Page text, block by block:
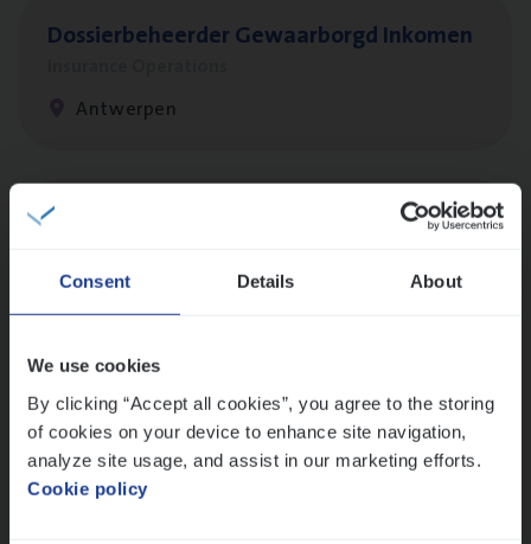
Consent Details About
We use cookies
By clicking “Accept all cookies”, you agree to the storing
of cookies on your device to enhance site navigation,
analyze site usage, and assist in our marketing efforts.
Cookie policy
Dos­sier­be­heer­der Gewaar­borgd Inkomen
Antwerpen
Dos­sier­be­heer­der Onder­ne­min­gen Van­b­
Insurance Operations
Dos­sier­be­heer­der Pro­per­ty verzekeringen
Insurance Operations